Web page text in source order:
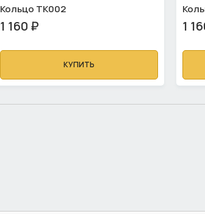
Кольцо ТК002
1 160 ₽
КУПИТЬ
1